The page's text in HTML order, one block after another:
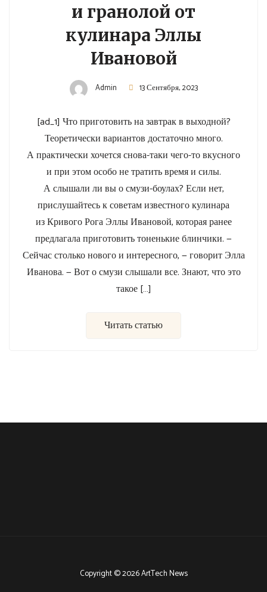
и гранолой от
кулинара Эллы
Ивановой
Admin 13 Сентября, 2023
[ad_1] Что приготовить на завтрак в выходной?
Теоретически вариантов достаточно много.
А практически хочется снова-таки чего-то вкусного
и при этом особо не тратить время и силы.
А слышали ли вы о смузи-боулах? Если нет,
прислушайтесь к советам известного кулинара
из Кривого Рога Эллы Ивановой, которая ранее
предлагала приготовить тоненькие блинчики. —
Сейчас столько нового и интересного, — говорит Элла
Иванова. — Вот о смузи слышали все. Знают, что это
такое […]
Читать статью
Copyright © 2026 ArtTech News